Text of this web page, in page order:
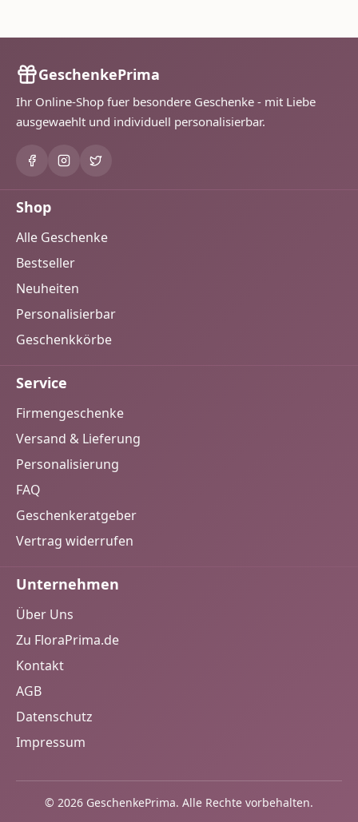
GeschenkePrima
Ihr Online-Shop fuer besondere Geschenke - mit Liebe
ausgewaehlt und individuell personalisierbar.
Shop
Alle Geschenke
Bestseller
Neuheiten
Personalisierbar
Geschenkkörbe
Service
Firmengeschenke
Versand & Lieferung
Personalisierung
FAQ
Geschenkeratgeber
Vertrag widerrufen
Unternehmen
Über Uns
Zu FloraPrima.de
Kontakt
AGB
Datenschutz
Impressum
© 2026 GeschenkePrima. Alle Rechte vorbehalten.